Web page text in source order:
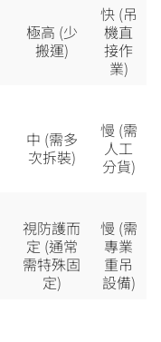
極高 (少
搬運)
快 (吊
機直
接作
業)
中 (需多
次拆裝)
慢 (需
人工
分貨)
視防護而
定 (通常
需特殊固
定)
慢 (需
專業
重吊
設備)